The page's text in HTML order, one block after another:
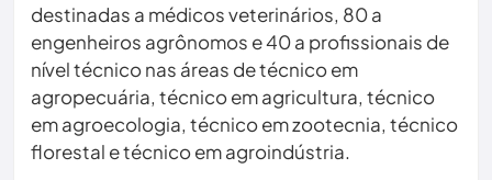
destinadas a médicos veterinários, 80 a
engenheiros agrônomos e 40 a profissionais de
nível técnico nas áreas de técnico em
agropecuária, técnico em agricultura, técnico
em agroecologia, técnico em zootecnia, técnico
florestal e técnico em agroindústria.